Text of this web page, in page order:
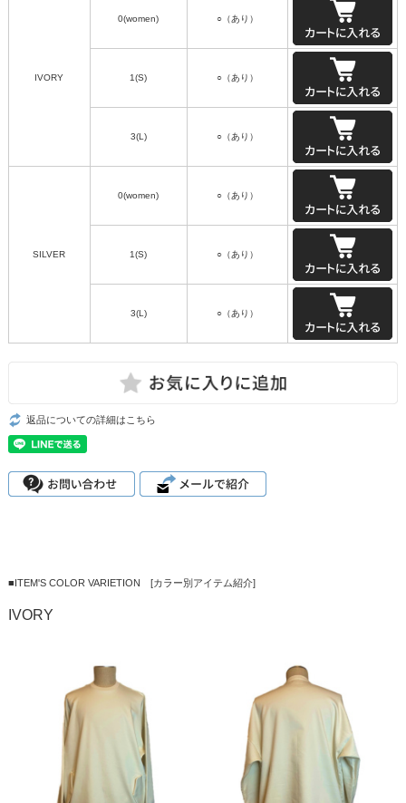
IVORY
0(women) ○（あり）
1(S) ○（あり）
3(L) ○（あり）
SILVER
0(women) ○（あり）
1(S) ○（あり）
3(L) ○（あり）
返品についての詳細はこちら
■ITEM'S COLOR VARIETION [カラー別アイテム紹介]
IVORY